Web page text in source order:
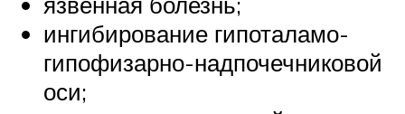
ингибирование гипоталамо-
гипофизарно-надпочечниковой
оси;